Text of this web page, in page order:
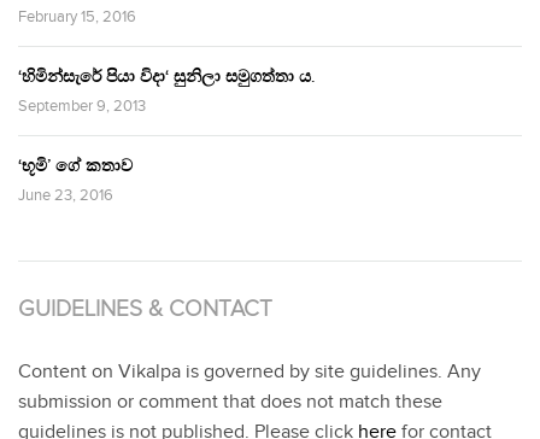
February 15, 2016
‘හිමින්සැරේ පියා විදා‘ සුනිලා සමුගත්තා ය.
September 9, 2013
‘භූමි’ ගේ කතාව
June 23, 2016
GUIDELINES & CONTACT
Content on Vikalpa is governed by site guidelines. Any
submission or comment that does not match these
guidelines is not published. Please click here for contact